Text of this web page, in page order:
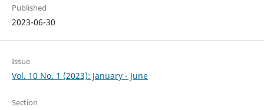
Published
2023-06-30
Issue
Vol. 10 No. 1 (2023): January - June
Section